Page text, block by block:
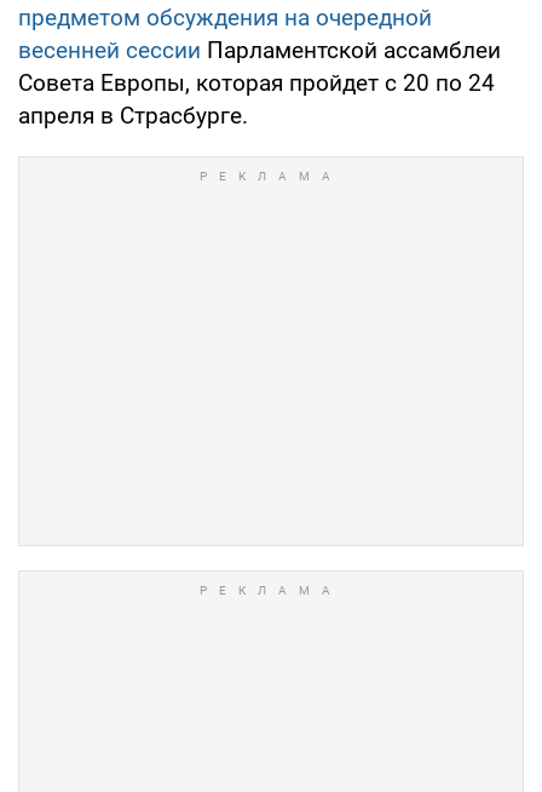
предметом обсуждения на очередной
весенней сессии Парламентской ассамблеи
Совета Европы, которая пройдет с 20 по 24
апреля в Страсбурге.